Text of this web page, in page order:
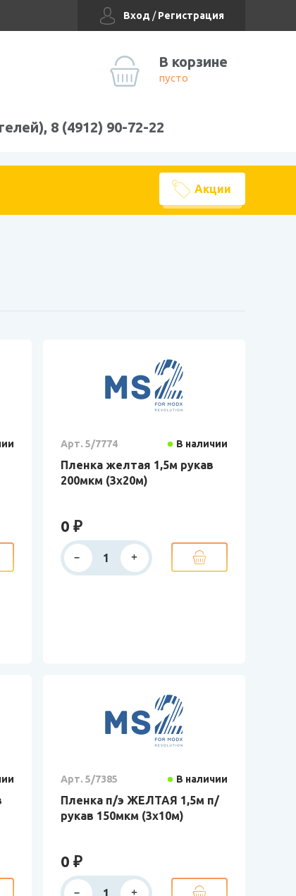
Вход /Регистрация
В корзине
пусто
8 (4912) 90-72-22
Акции
Арт. 5/7774 В наличии
Пленка желтая 1,5м рукав
200мкм (3х20м)
0 ₽
Арт. 5/7385 В наличии
Пленка п/э ЖЕЛТАЯ 1,5м п/
рукав 150мкм (3х10м)
0 ₽